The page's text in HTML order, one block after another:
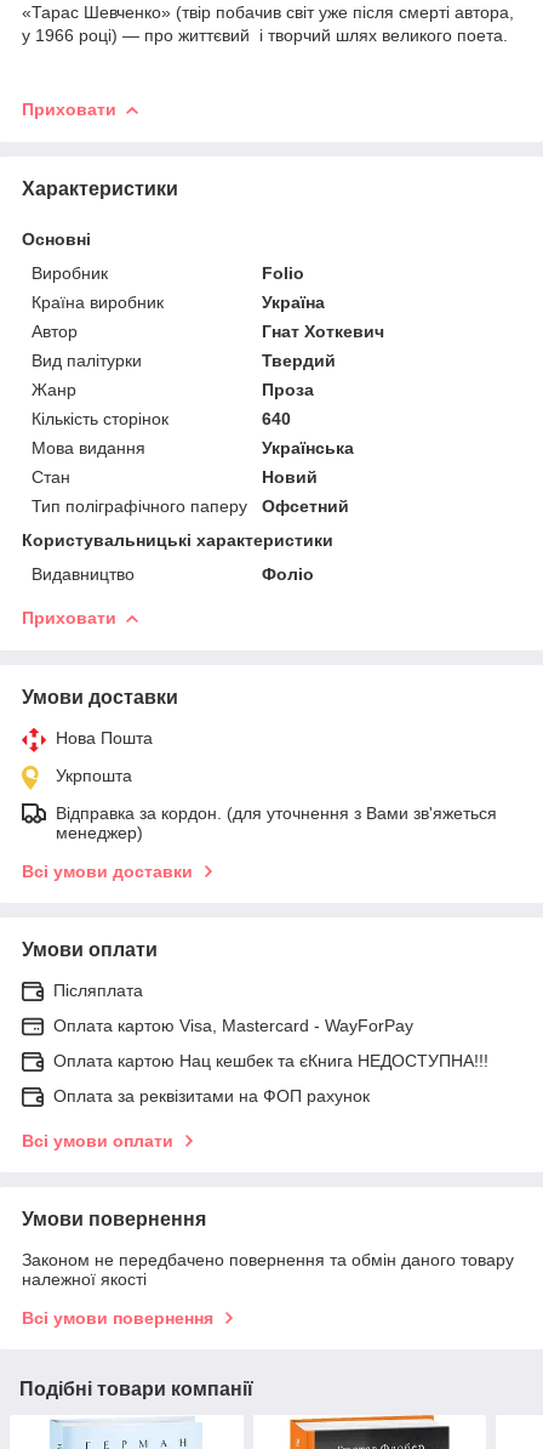
«Тарас Шевченко» (твір побачив світ уже після смерті автора,
у 1966 році) — про життєвий і творчий шлях великого поета.
Приховати
Характеристики
Основні
Виробник
Folio
Країна виробник
Україна
Автор
Гнат Хоткевич
Вид палітурки
Твердий
Жанр
Проза
Кількість сторінок
640
Мова видання
Українська
Стан
Новий
Тип поліграфічного паперу
Офсетний
Користувальницькі характеристики
Видавництво
Фоліо
Приховати
Умови доставки
Нова Пошта
Укрпошта
Відправка за кордон. (для уточнення з Вами зв'яжеться
менеджер)
Всі умови доставки
Умови оплати
Післяплата
Оплата картою Visa, Mastercard - WayForPay
Оплата картою Нац кешбек та єКнига НЕДОСТУПНА!!!
Оплата за реквізитами на ФОП рахунок
Всі умови оплати
Умови повернення
Законом не передбачено повернення та обмін даного товару
належної якості
Всі умови повернення
Подібні товари компанії